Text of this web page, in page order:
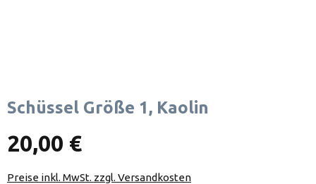
Schüssel Größe 1, Kaolin
20,00 €
Preise inkl. MwSt. zzgl. Versandkosten